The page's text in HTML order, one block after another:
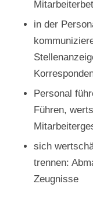
in der
Personal
Führen,
sich
trennen:
Zeugnisse